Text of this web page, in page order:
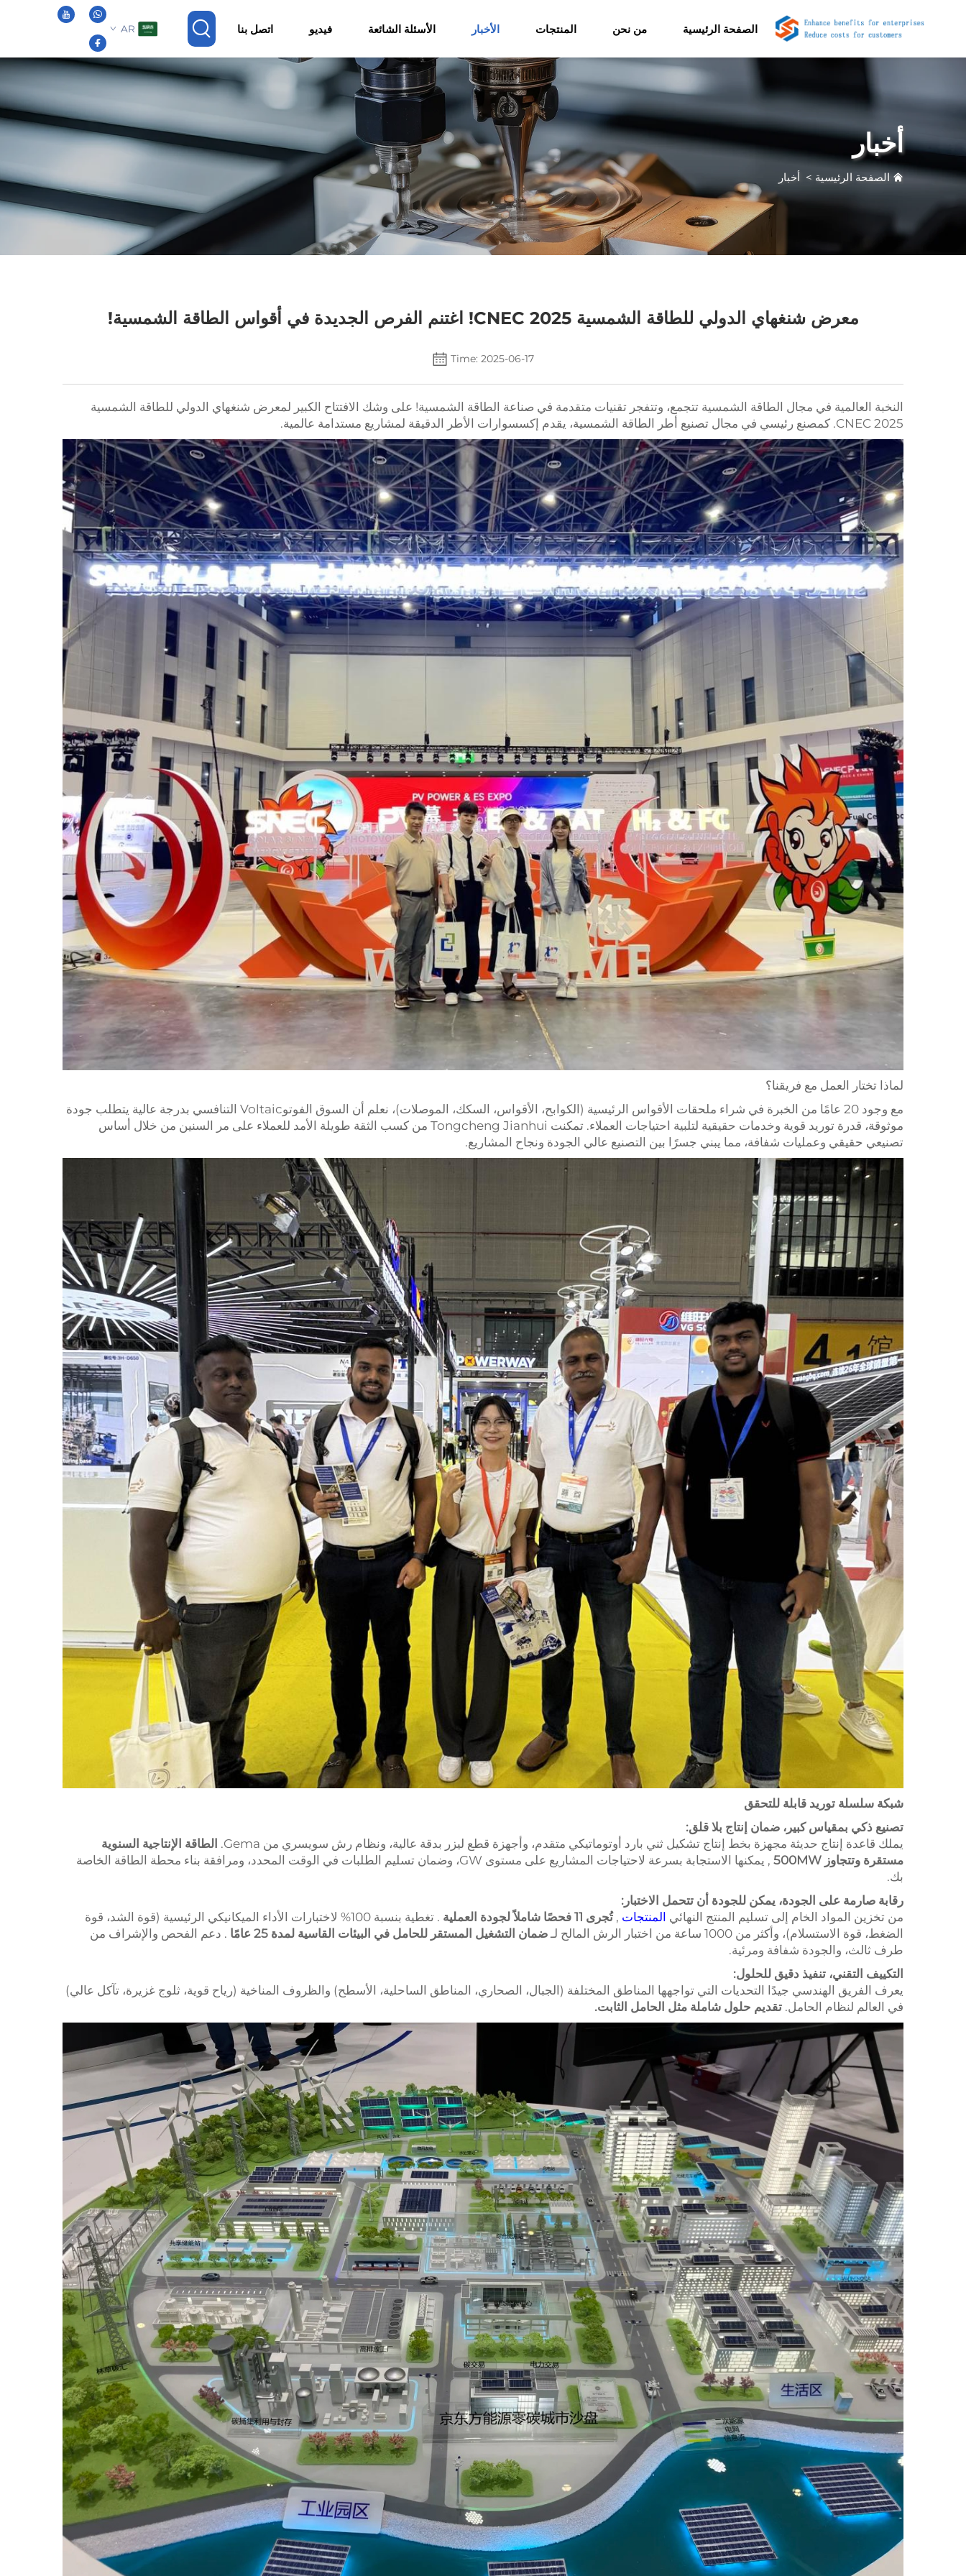
الصفحة الرئيسية من نحن المنتجات الأخبار الأسئلة الشائعة فيديو اتصل بنا AR
أخبار
الصفحة الرئيسية > أخبار
معرض شنغهاي الدولي للطاقة الشمسية CNEC 2025! اغتنم الفرص الجديدة في أقواس الطاقة الشمسية!
Time: 2025-06-17
النخبة العالمية في مجال الطاقة الشمسية تتجمع، وتتفجر تقنيات متقدمة في صناعة الطاقة الشمسية! على وشك الافتتاح الكبير لمعرض شنغهاي الدولي للطاقة الشمسية
CNEC 2025. كمصنع رئيسي في مجال تصنيع أطر الطاقة الشمسية، يقدم إكسسوارات الأطر الدقيقة لمشاريع مستدامة عالمية.
لماذا تختار العمل مع فريقنا؟
مع وجود 20 عامًا من الخبرة في شراء ملحقات الأقواس الرئيسية (الكوابح، الأقواس، السكك، الموصلات)، نعلم أن السوق الفوتوVoltaic التنافسي بدرجة عالية يتطلب جودة
موثوقة، قدرة توريد قوية وخدمات حقيقية لتلبية احتياجات العملاء. تمكنت Tongcheng Jianhui من كسب الثقة طويلة الأمد للعملاء على مر السنين من خلال أساس
تصنيعي حقيقي وعمليات شفافة، مما يبني جسرًا بين التصنيع عالي الجودة ونجاح المشاريع.
شبكة سلسلة توريد قابلة للتحقق
تصنيع ذكي بمقياس كبير، ضمان إنتاج بلا قلق:
يملك قاعدة إنتاج حديثة مجهزة بخط إنتاج تشكيل ثني بارد أوتوماتيكي متقدم، وأجهزة قطع ليزر بدقة عالية، ونظام رش سويسري من Gema.
الطاقة الإنتاجية السنوية
مستقرة وتتجاوز 500MW
, يمكنها الاستجابة بسرعة لاحتياجات المشاريع على مستوى GW، وضمان تسليم الطلبات في الوقت المحدد، ومرافقة بناء محطة الطاقة الخاصة
بك.
رقابة صارمة على الجودة، يمكن للجودة أن تتحمل الاختبار:
من تخزين المواد الخام إلى تسليم المنتج النهائي المنتجات ,تُجرى 11 فحصًا شاملاً لجودة العملية
. تغطية بنسبة 100% لاختبارات الأداء الميكانيكي الرئيسية (قوة الشد، قوة
الضغط، قوة الاستسلام)، وأكثر من 1000 ساعة من اختبار الرش المالح لـ
ضمان التشغيل المستقر للحامل في البيئات القاسية لمدة 25 عامًا
. دعم الفحص والإشراف من
طرف ثالث، والجودة شفافة ومرئية.
التكييف التقني، تنفيذ دقيق للحلول:
يعرف الفريق الهندسي جيدًا التحديات التي تواجهها المناطق المختلفة (الجبال، الصحاري، المناطق الساحلية، الأسطح) والظروف المناخية (رياح قوية، ثلوج غزيرة، تآكل عالي)
في العالم لنظام الحامل. تقديم حلول شاملة مثل الحامل الثابت.